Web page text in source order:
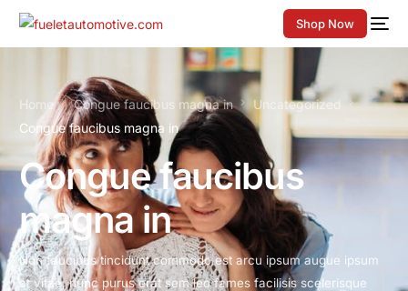
Shop Now
Home Congue faucibus magna in
Uncategorized
Congue faucibus magna in
Congue faucibus
magna in
Non faucibus tincidunt commodo est arcu ipsum augue ipsum
at vitae, nunc purus erat sem leo fames facilisis scelerisque